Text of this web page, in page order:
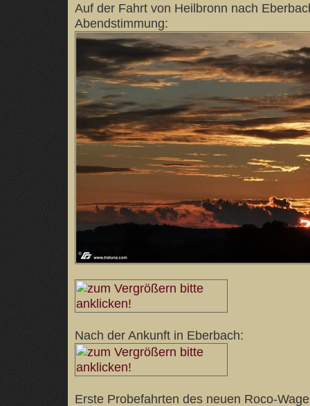
Auf der Fahrt von Heilbronn nach
Abendstimmung:
Nach der Ankunft in Eberbach:
Erste Probefahrten des neuen Roco-